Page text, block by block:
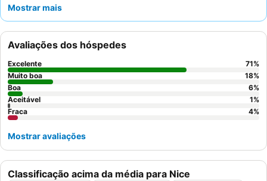
hóspedes elogiam consistentemente os
quem prioriza o sossego, recomenda-se pedir um quarto virado
para o jardim.
Mostrar mais
Classificação acima da média para Nice
Avaliações dos hóspedes
Excelente 71%
Muito boa
18%
Boa
6%
Aceitável
1%
Fraca
4%
Mostrar avaliações